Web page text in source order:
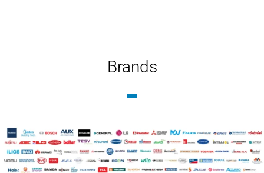
Δίστηλο ,Μονόστηλο ,
Τρίστηλο
ΤΎΠΟΣ ΒΡΌΓΧΟΥ
Δίστηλο ,Μονόστηλο ,
Τρίστηλο
Brands